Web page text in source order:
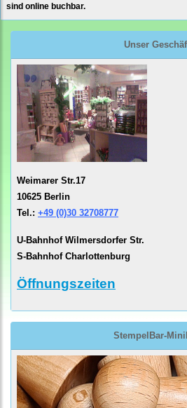
sind online buchbar.
Unser
Weimarer Str.17
10625 Berlin
Tel.: +49 (0)30 32708777
U-Bahnhof Wilmersdorfer Str.
S-Bahnhof Charlottenburg
Öffnungszeiten
StempelBar-